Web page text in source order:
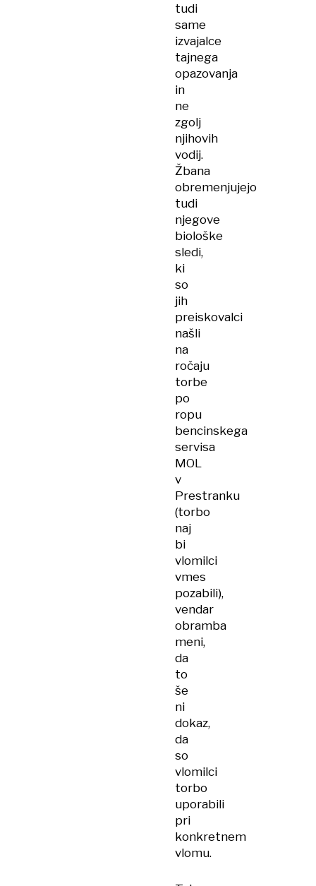
tudi
same
izvajalce
tajnega
opazovanja
in
ne
zgolj
njihovih
vodij.
Žbana
obremenjujejo
tudi
njegove
biološke
sledi,
ki
so
jih
preiskovalci
našli
na
ročaju
torbe
po
ropu
bencinskega
servisa
MOL
v
Prestranku
(torbo
naj
bi
vlomilci
vmes
pozabili),
vendar
obramba
meni,
da
to
še
ni
dokaz,
da
so
vlomilci
torbo
uporabili
pri
konkretnem
vlomu.